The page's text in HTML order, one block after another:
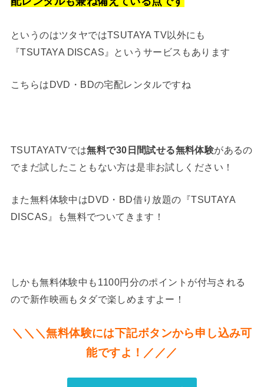
というのはツタヤではTSUTAYA TV以外にも
『TSUTAYA DISCAS』というサービスもあります
こちらはDVD・BDの宅配レンタルですね
TSUTAYATVでは無料で30日間試せる無料体験があるの
でまだ試したこともない方は是非お試しください！
また無料体験中はDVD・BD借り放題の『TSUTAYA
DISCAS』も無料でついてきます！
しかも無料体験中も1100円分のポイントが付与される
ので新作映画もタダで楽しめますよー！
＼＼＼無料体験には下記ボタンから申し込み可
能ですよ！／／／